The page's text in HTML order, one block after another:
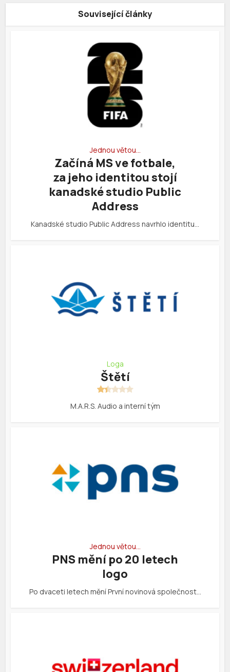
Související články
Jednou větou…
Začíná MS ve fotbale,
za jeho identitou stojí
kanadské studio Public
Address
Kanadské studio Public Address navrhlo identitu…
Loga
Štětí
M.A.R.S. Audio a interní tým
Jednou větou…
PNS mění po 20 letech
logo
Po dvaceti letech mění První novinová společnost…